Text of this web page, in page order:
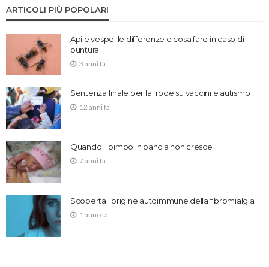
ARTICOLI PIÙ POPOLARI
Api e vespe: le differenze e cosa fare in caso di
puntura
3 anni fa
Sentenza finale per la frode su vaccini e autismo
12 anni fa
Quando il bimbo in pancia non cresce
7 anni fa
Scoperta l’origine autoimmune della fibromialgia
1 anno fa